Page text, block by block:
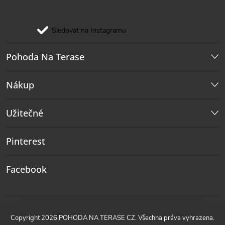
Sledovat na Instagramu
Pohoda Na Terase
Nákup
Užitečné
Pinterest
Facebook
Copyright 2026 POHODA NA TERASE CZ. Všechna práva vyhrazena.